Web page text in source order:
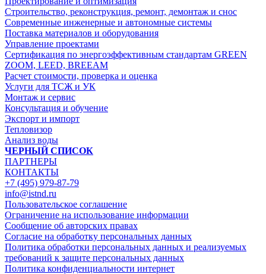
Строительство, реконструкция, ремонт, демонтаж и снос
Современные инженерные и автономные системы
Поставка материалов и оборудования
Управление проектами
Сертификация по энергоэффективным стандартам GREEN
ZOOM, LEED, BREEAM
Расчет стоимости, проверка и оценка
Услуги для ТСЖ и УК
Монтаж и сервис
Консультация и обучение
Экспорт и импорт
Тепловизор
Анализ воды
ЧЕРНЫЙ СПИСОК
ПАРТНЕРЫ
КОНТАКТЫ
+7 (495) 979-87-79
info@istnd.ru
Пользовательское соглашение
Ограничение на использование информации
Сообщение об авторских правах
Согласие на обработку персональных данных
Политика обработки персональных данных и реализуемых
требований к защите персональных данных
Политика конфиденциальности интернет